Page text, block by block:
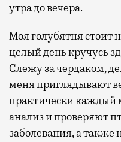
утра до вечера.
Моя голубятня стоит
целый день кручусь
Слежу за чердаком,
меня приглядывают
практически каждый
анализ и проверяют
заболевания, а также